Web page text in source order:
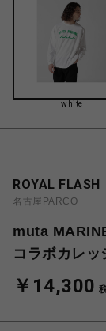
white
ROYAL FLASH
名古屋PARCO
muta
コラボカレ
￥14,300